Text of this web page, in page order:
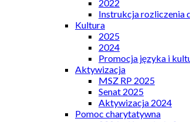
2022
Instrukcja rozliczenia
Kultura
2025
2024
Promocja języka i
Aktywizacja
MSZ RP 2025
Senat 2025
Aktywizacja 2024
Pomoc charytatywna